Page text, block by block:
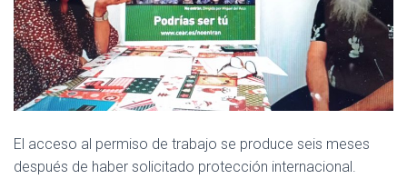
El acceso al permiso de trabajo se produce seis meses
después de haber solicitado protección internacional.